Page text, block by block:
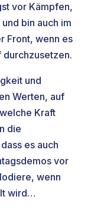
vor Kämpfen,
bin auch im
Front, wenn es
durchzusetzen.
und
Werten, auf
Kraft
die
es auch
vor
wenn
wird…